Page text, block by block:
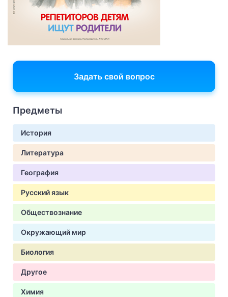
Задать свой вопрос
Предметы
История
Литература
География
Русский язык
Обществознание
Окружающий мир
Биология
Другое
Химия